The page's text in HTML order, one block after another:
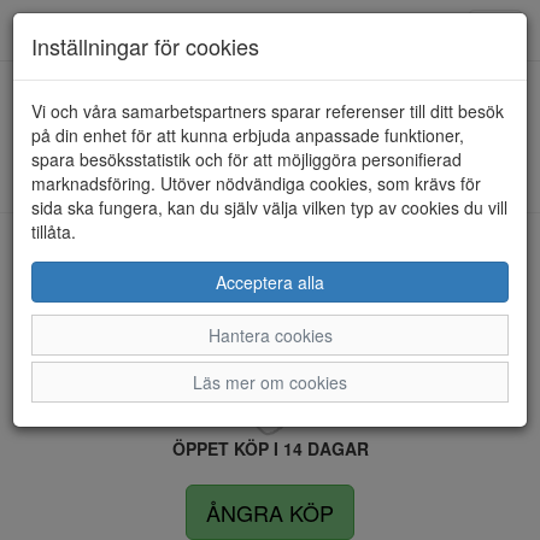
HEM RIEKER
Kunde inte hitta några artiklar...
LEVERANS INOM 4 DAGAR INOM SVERIGE
FRI FRAKT VID KÖP ÖVER 1.500 KR
ÖPPET KÖP I 14 DAGAR
ÅNGRA KÖP
Inställningar för cookies
Vi och våra samarbetspartners sparar referenser till ditt besök
på din enhet för att kunna erbjuda anpassade funktioner,
spara besöksstatistik och för att möjliggöra personifierad
marknadsföring. Utöver nödvändiga cookies, som krävs för
sida ska fungera, kan du själv välja vilken typ av cookies du vill
tillåta.
Acceptera alla
Hantera cookies
Läs mer om cookies